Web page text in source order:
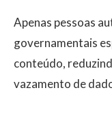
Apenas pessoas
governamentais
conteúdo,
vazamento de